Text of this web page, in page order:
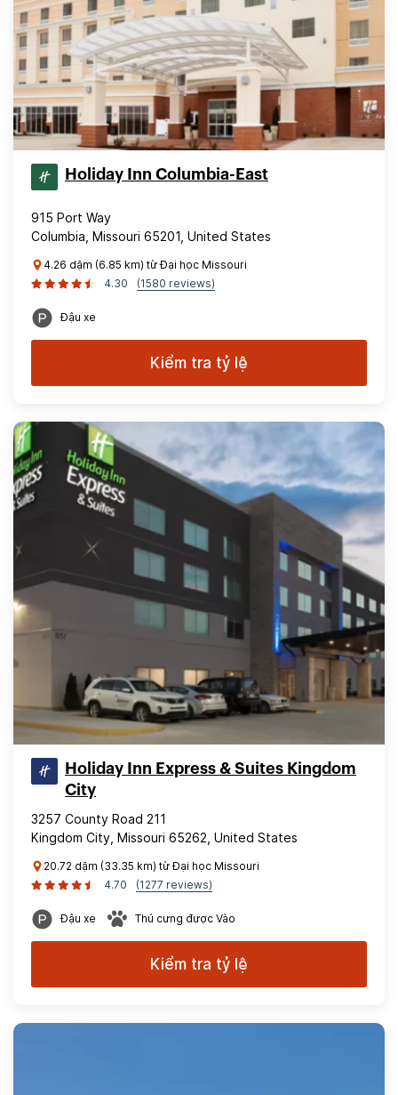
Holiday Inn Columbia-East
915 Port Way
Columbia, Missouri 65201, United States
4.26 dặm (6.85 km) từ Đại học Missouri
4.30
(1580 reviews)
Đậu xe
Kiểm tra tỷ lệ
Holiday Inn Express & Suites Kingdom
City
3257 County Road 211
Kingdom City, Missouri 65262, United States
20.72 dặm (33.35 km) từ Đại học Missouri
4.70
(1277 reviews)
Đậu xe Thú cưng được Vào
Kiểm tra tỷ lệ